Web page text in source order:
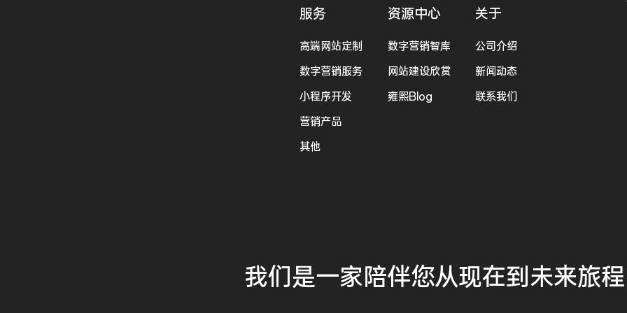
服务
高端网站定制
数字营销服务
小程序开发
营销产品
其他
资源中心
数字营销智库
网站建设欣赏
雍熙Blog
关于
公司介绍
新闻动态
联系我们
我们是一家陪伴您从现在到未来旅